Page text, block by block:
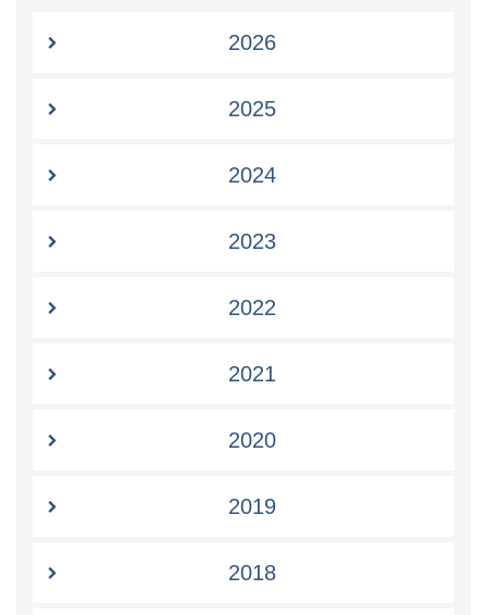
2026
2025
2024
2023
2022
2021
2020
2019
2018